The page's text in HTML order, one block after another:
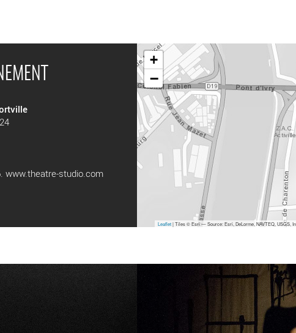
www.theatre-studio.com
+
−
Leaflet| Tiles © Esri — Source: Esri, DeLorme, NAVTEQ, USGS,